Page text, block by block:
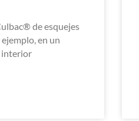
de esquejes
en un
interior